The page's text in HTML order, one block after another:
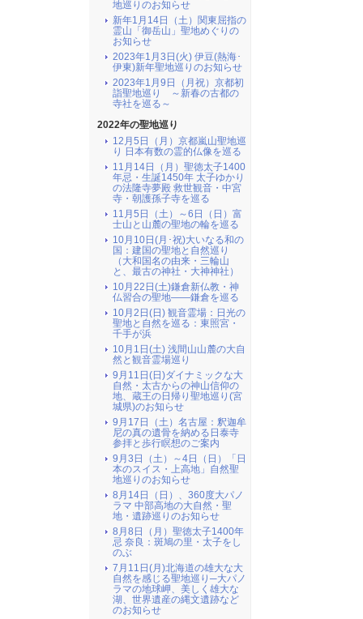
地巡りのお知らせ
新年1月14日（土）関東屈指の
霊山「御岳山」聖地めぐりの
お知らせ
2023年1月3日(火) 伊豆(熱海･
伊東)新年聖地巡りのお知らせ
2023年1月9日（月祝）京都初
詣聖地巡り ～新春の古都の
寺社を巡る～
2022年の聖地巡り
12月5日（月）京都嵐山聖地巡
り 日本有数の霊的仏像を巡る
11月14日（月）聖徳太子1400
年忌・生誕1450年 太子ゆかり
の法隆寺夢殿 救世観音・中宮
寺・朝護孫子寺を巡る
11月5日（土）～6日（日）富
士山と山麓の聖地の輪を巡る
10月10日(月･祝)大いなる和の
国：建国の聖地と自然巡り
（大和国名の由来・三輪山
と、最古の神社・大神神社）
10月22日(土)鎌倉新仏教・神
仏習合の聖地――鎌倉を巡る
10月2日(日) 観音霊場：日光の
聖地と自然を巡る：東照宮・
千手が浜
10月1日(土) 浅間山山麓の大自
然と観音霊場巡り
9月11日(日)ダイナミックな大
自然・太古からの神山信仰の
地、蔵王の日帰り聖地巡り(宮
城県)のお知らせ
9月17日（土）名古屋：釈迦牟
尼の真の遺骨を納める日泰寺
参拝と歩行瞑想のご案内
9月3日（土）～4日（日）「日
本のスイス・上高地」自然聖
地巡りのお知らせ
8月14日（日）、360度大パノ
ラマ 中部高地の大自然・聖
地・遺跡巡りのお知らせ
8月8日（月）聖徳太子1400年
忌 奈良：斑鳩の里・太子をし
のぶ
7月11日(月)北海道の雄大な大
自然を感じる聖地巡り─大パノ
ラマの地球岬、美しく雄大な
湖、世界遺産の縄文遺跡など
のお知らせ